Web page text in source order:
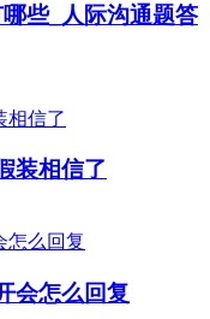
些_人际沟通题答
装相信了
会怎么回复